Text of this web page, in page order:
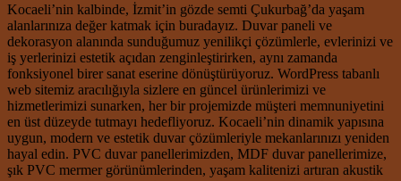
Kocaeli’nin kalbinde, İzmit’in gözde semti Çukurbağ’da yaşam
alanlarınıza değer katmak için buradayız. Duvar paneli ve
dekorasyon alanında sunduğumuz yenilikçi çözümlerle, evlerinizi ve
iş yerlerinizi estetik açıdan zenginleştirirken, aynı zamanda
fonksiyonel birer sanat eserine dönüştürüyoruz. WordPress tabanlı
web sitemiz aracılığıyla sizlere en güncel ürünlerimizi ve
hizmetlerimizi sunarken, her bir projemizde müşteri memnuniyetini
en üst düzeyde tutmayı hedefliyoruz. Kocaeli’nin dinamik yapısına
uygun, modern ve estetik duvar çözümleriyle mekanlarınızı yeniden
hayal edin. PVC duvar panellerimizden, MDF duvar panellerimize,
şık PVC mermer görünümlerinden, yaşam kalitenizi artıran akustik